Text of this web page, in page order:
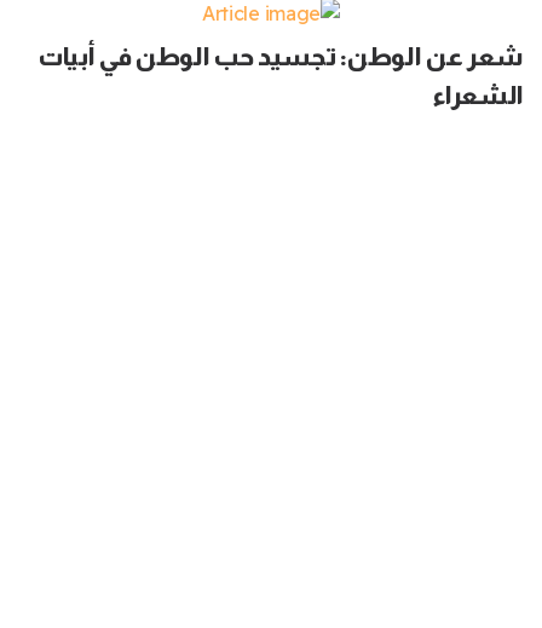
شعر عن الوطن: تجسيد حب الوطن في أبيات
الشعراء